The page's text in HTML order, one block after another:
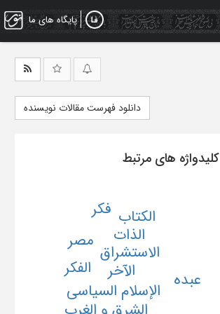
پایگاه های ما
دانلود فهرست مقالات نویسنده
کلیدواژه های مرتبط
الآخر
الإسلام السیاسی
الاستشراق
الذات
الفکر
الکتاب
عبده
فکر
مصر